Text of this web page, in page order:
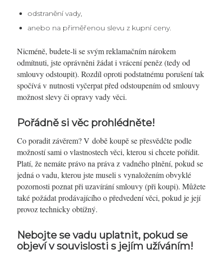
odstranění vady,
anebo na přiměřenou slevu z kupní ceny.
Nicméně, budete-li se svým reklamačním nárokem
odmítnuti, jste oprávněni žádat i vrácení peněz (tedy od
smlouvy odstoupit). Rozdíl oproti podstatnému porušení tak
spočívá v nutnosti vyčerpat před odstoupením od smlouvy
možnost slevy či opravy vady věci.
Pořádně si věc prohlédněte!
Co poradit závěrem? V době koupě se přesvědčte podle
možností sami o vlastnostech věci, kterou si chcete pořídit.
Platí, že nemáte právo na práva z vadného plnění, pokud se
jedná o vadu, kterou jste museli s vynaložením obvyklé
pozornosti poznat při uzavírání smlouvy (při koupi). Můžete
také požádat prodávajícího o předvedení věci, pokud je její
provoz technicky obtížný.
Nebojte se vadu uplatnit, pokud se
objeví v souvislosti s jejím užíváním!